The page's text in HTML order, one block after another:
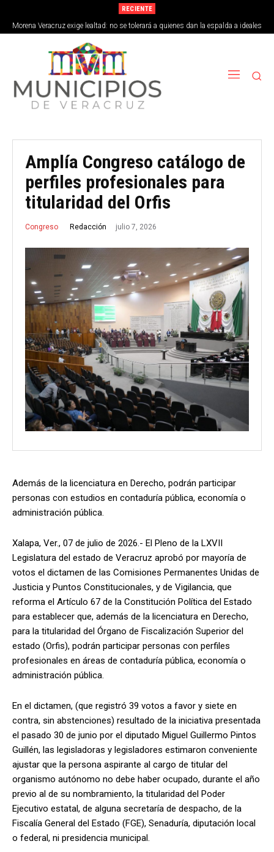
RECIENTE
Morena Veracruz exige lealtad: no se tolerará a quienes dan la espalda a ideales
de la 4T
Amplía Congreso catálogo de
perfiles profesionales para
titularidad del Orfis
Congreso Redacción julio 7, 2026
Además de la licenciatura en Derecho, podrán participar
personas con estudios en contaduría pública, economía o
administración pública.
Xalapa, Ver., 07 de julio de 2026.- El Pleno de la LXVII
Legislatura del estado de Veracruz aprobó por mayoría de
votos el dictamen de las Comisiones Permanentes Unidas de
Justicia y Puntos Constitucionales, y de Vigilancia, que
reforma el Artículo 67 de la Constitución Política del Estado
para establecer que, además de la licenciatura en Derecho,
para la titularidad del Órgano de Fiscalización Superior del
estado (Orfis), podrán participar personas con perfiles
profesionales en áreas de contaduría pública, economía o
administración pública.
En el dictamen, (que registró 39 votos a favor y siete en
contra, sin abstenciones) resultado de la iniciativa presentada
el pasado 30 de junio por el diputado Miguel Guillermo Pintos
Guillén, las legisladoras y legisladores estimaron conveniente
ajustar que la persona aspirante al cargo de titular del
organismo autónomo no debe haber ocupado, durante el año
previo al de su nombramiento, la titularidad del Poder
Ejecutivo estatal, de alguna secretaría de despacho, de la
Fiscalía General del Estado (FGE), Senaduría, diputación local
o federal, ni presidencia municipal.